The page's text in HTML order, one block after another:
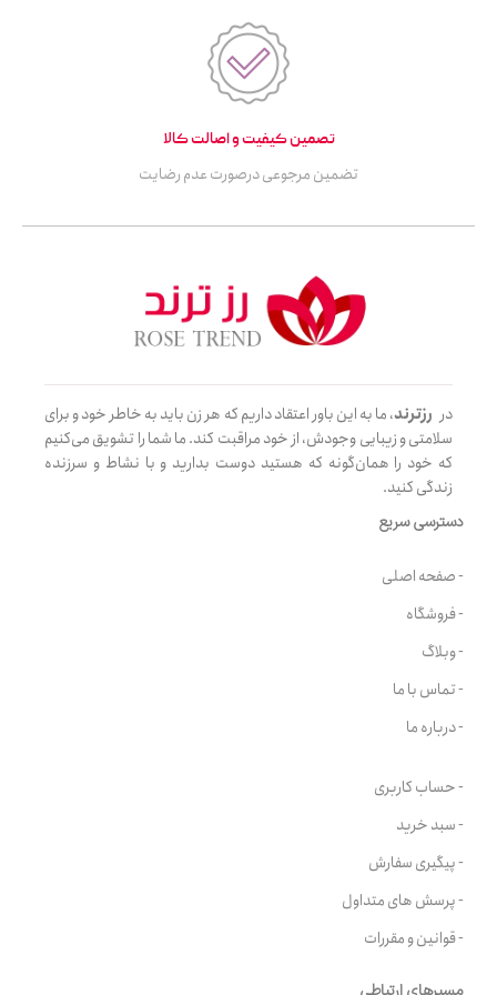
تصمین کیفیت و اصالت کالا
تضمین مرجوعی درصورت عدم رضایت
در رزترند، ما به این باور اعتقاد داریم که هر زن باید به خاطر خود و برای
سلامتی و زیبایی وجودش، از خود مراقبت کند. ما شما را تشویق می‌کنیم
که خود را همان‌گونه که هستید دوست بدارید و با نشاط و سرزنده
زندگی کنید.
دسترسی سریع
- صفحه اصلی
- فروشگاه
- وبلاگ
- تماس با ما
- درباره ما
- حساب کاربری
- سبد خرید
- پیگیری سفارش
- پرسش های متداول
- قوانین و مقررات